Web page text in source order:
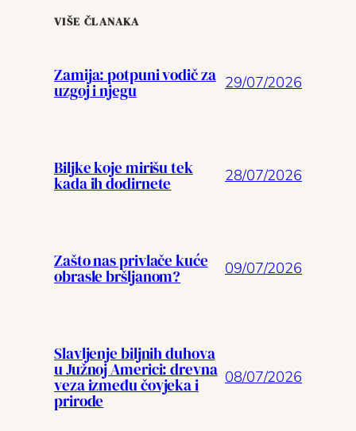
VIŠE ČLANAKA
Zamija: potpuni vodič za
uzgoj i njegu
29/07/2026
Biljke koje mirišu tek
kada ih dodirnete
28/07/2026
Zašto nas privlače kuće
obrasle bršljanom?
09/07/2026
Slavljenje biljnih duhova
u Južnoj Americi: drevna
veza između čovjeka i
prirode
08/07/2026